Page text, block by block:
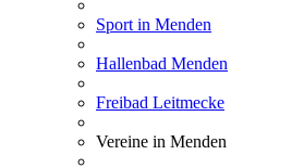
Sport in Menden
Hallenbad Menden
Freibad Leitmecke
Vereine in Menden